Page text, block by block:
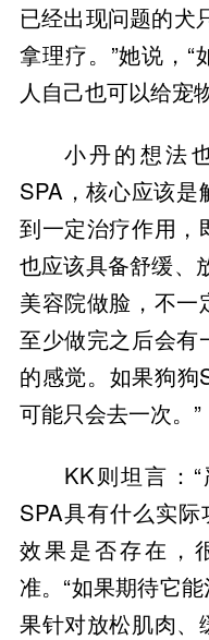
已经出现问题的犬
拿理疗。”她说，
人自己也可以给宠
小丹的想法
SPA，核心应该是
到一定治疗作用，
也应该具备舒缓、
美容院做脸，不一
至少做完之后会有
的感觉。如果狗
可能只会去一次。”
KK则坦言：
SPA具有什么实际
效果是否存在，
准。“如果期待它
果针对放松肌肉、